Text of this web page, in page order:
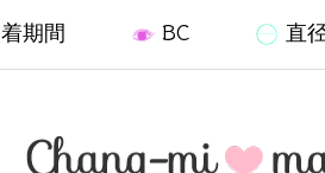
期間 BC 直